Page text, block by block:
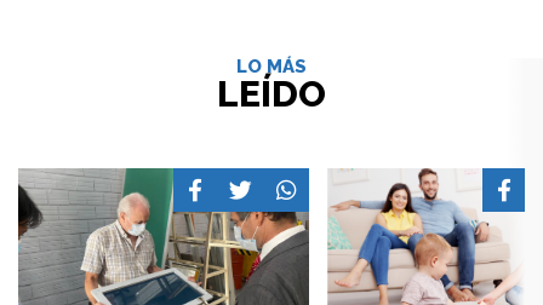
LO MÁS
LEÍDO